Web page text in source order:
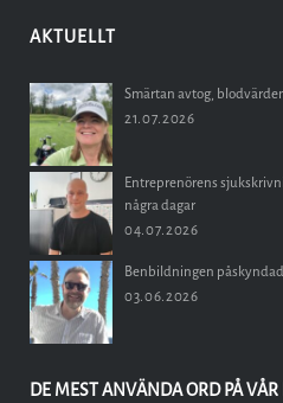
AKTUELLT
Smärtan avtog,
21.07.2026
Entreprenörens
några dagar
04.07.2026
Benbildningen
03.06.2026
DE MEST ANVÄNDA ORD PÅ